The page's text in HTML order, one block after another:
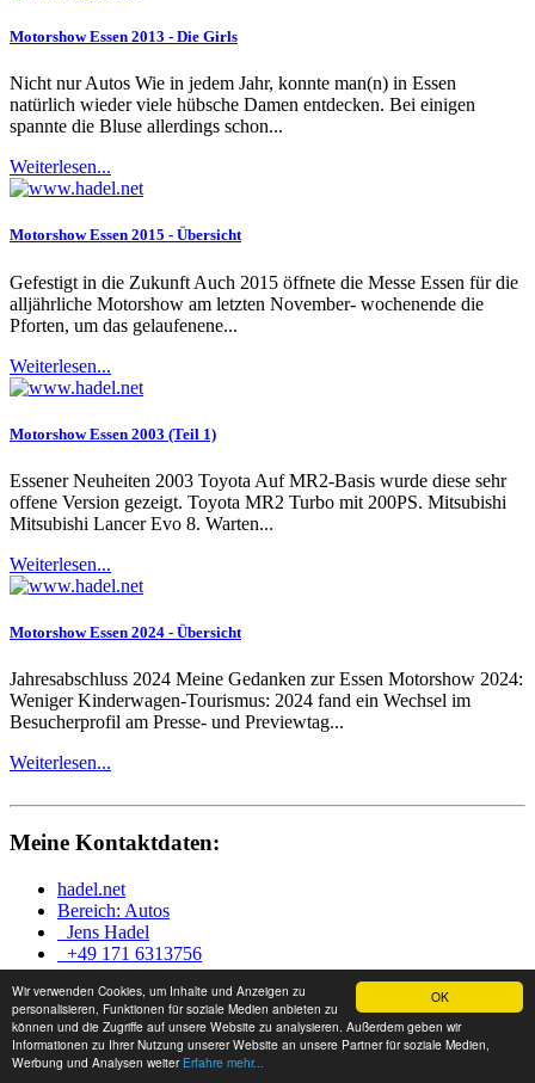
OK
Wir verwenden Cookies, um Inhalte und Anzeigen zu
personalisieren, Funktionen für soziale Medien anbieten zu
können und die Zugriffe auf unsere Website zu analysieren. Außerdem geben wir
Informationen zu Ihrer Nutzung unserer Website an unsere Partner für soziale Medien,
Werbung und Analysen weiter Erfahre mehr...
Motorshow Essen 2013 - Die Girls
Nicht nur Autos Wie in jedem Jahr, konnte man(n) in Essen
natürlich wieder viele hübsche Damen entdecken. Bei einigen
spannte die Bluse allerdings schon...
Weiterlesen...
Motorshow Essen 2015 - Übersicht
Gefestigt in die Zukunft Auch 2015 öffnete die Messe Essen für die
alljährliche Motorshow am letzten November- wochenende die
Pforten, um das gelaufenene...
Weiterlesen...
Motorshow Essen 2003 (Teil 1)
Essener Neuheiten 2003 Toyota Auf MR2-Basis wurde diese sehr
offene Version gezeigt. Toyota MR2 Turbo mit 200PS. Mitsubishi
Mitsubishi Lancer Evo 8. Warten...
Weiterlesen...
Motorshow Essen 2024 - Übersicht
Jahresabschluss 2024 Meine Gedanken zur Essen Motorshow 2024:
Weniger Kinderwagen-Tourismus: 2024 fand ein Wechsel im
Besucherprofil am Presse- und Previewtag...
Weiterlesen...
Meine Kontaktdaten:
hadel.net
Bereich: Autos
Jens Hadel
+49 171 6313756
Themenbereiche: